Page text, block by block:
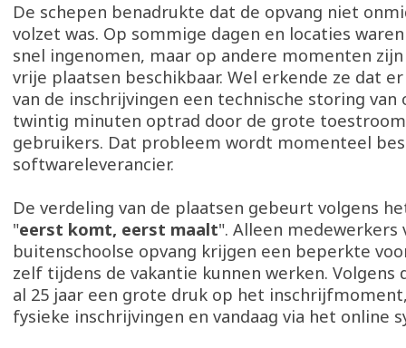
De schepen benadrukte dat de opvang niet
volzet was. Op sommige dagen en locaties
snel ingenomen, maar op andere momenten
vrije plaatsen beschikbaar. Wel erkende ze dat
van de inschrijvingen een technische storing van
twintig minuten optrad door de grote
gebruikers. Dat probleem wordt momenteel
softwareleverancier.
De verdeling van de plaatsen gebeurt volgens
"eerst komt, eerst maalt". Alleen medewerkers
buitenschoolse opvang krijgen een beperkte
zelf tijdens de vakantie kunnen werken. Volgens
al 25 jaar een grote druk op het
fysieke inschrijvingen en vandaag via het online